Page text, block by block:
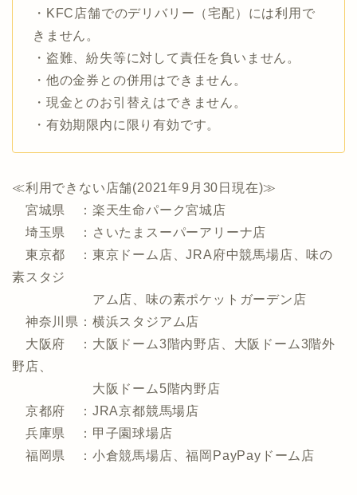
・KFC店舗でのデリバリー（宅配）には利用で
きません。
・盗難、紛失等に対して責任を負いません。
・他の金券との併用はできません。
・現金とのお引替えはできません。
・有効期限内に限り有効です。
≪利用できない店舗(2021年9月30日現在)≫
宮城県 ：楽天生命パーク宮城店
埼玉県 ：さいたまスーパーアリーナ店
東京都 ：東京ドーム店、JRA府中競馬場店、味の
素スタジ
アム店、味の素ポケットガーデン店
神奈川県：横浜スタジアム店
大阪府 ：大阪ドーム3階内野店、大阪ドーム3階外
野店、
大阪ドーム5階内野店
京都府 ：JRA京都競馬場店
兵庫県 ：甲子園球場店
福岡県 ：小倉競馬場店、福岡PayPayドーム店